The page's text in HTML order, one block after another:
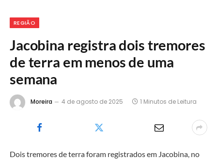
REGIÃO
Jacobina registra dois tremores
de terra em menos de uma
semana
Moreira 4 de agosto de 2025 1 Minutos de Leitura
Dois tremores de terra foram registrados em Jacobina, no